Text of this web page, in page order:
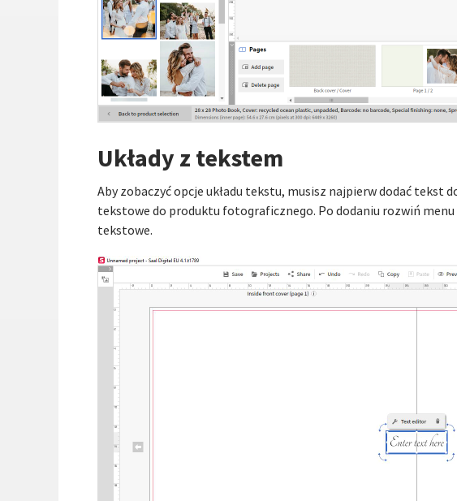
Układy z tekstem
Aby zobaczyć opcje układu tekstu, musisz najpierw dodać
tekstowe do produktu fotograficznego. Po dodaniu rozwiń menu
tekstowe.